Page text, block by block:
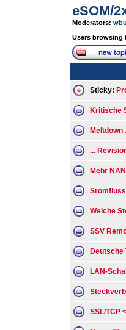
eSOM/
Moderators: wbu
Users browsing
Sticky:
Kritische
...
Mehr
Sromfluss
Welche
SSV
Deutsche
LAN-
SSL/TCP